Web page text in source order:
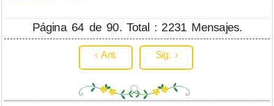
Página 64 de 90. Total : 2231 Mensajes.
‹ Ant. Sig. ›